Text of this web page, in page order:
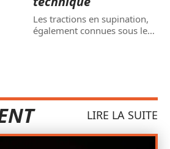
Les tractions en supination,
également connues sous le…
LIRE LA SUITE